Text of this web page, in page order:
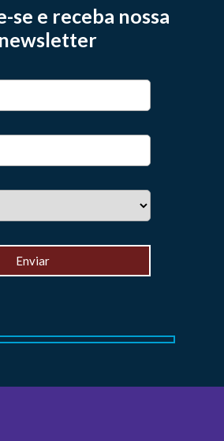
se e receba nossa
newsletter